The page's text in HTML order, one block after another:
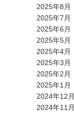
2025年8月
2025年7月
2025年6月
2025年5月
2025年4月
2025年3月
2025年2月
2025年1月
2024年12月
2024年11月